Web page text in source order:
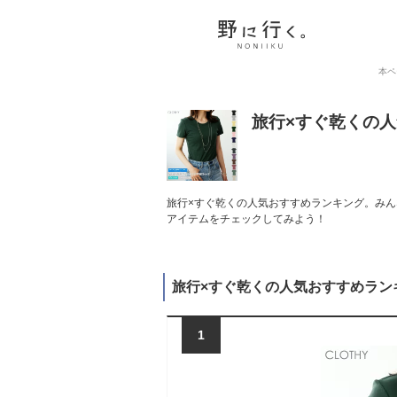
本
旅行×すぐ乾くの
旅行×すぐ乾くの人気おすすめランキング。み
アイテムをチェックしてみよう！
旅行×すぐ乾くの人気おすすめラン
1